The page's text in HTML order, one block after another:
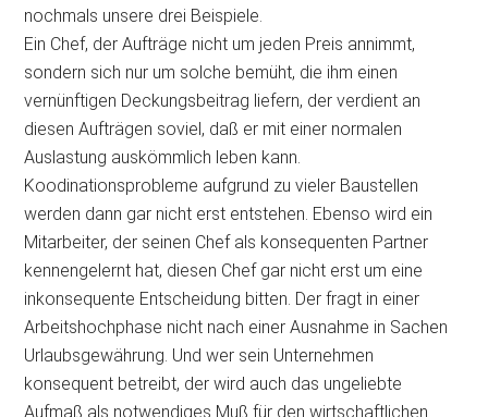
nochmals unsere drei Beispiele.
Ein Chef, der Aufträge nicht um jeden Preis annimmt,
sondern sich nur um solche bemüht, die ihm einen
vernünftigen Deckungsbeitrag liefern, der verdient an
diesen Aufträgen soviel, daß er mit einer normalen
Auslastung auskömmlich leben kann.
Koodinationsprobleme aufgrund zu vieler Baustellen
werden dann gar nicht erst entstehen. Ebenso wird ein
Mitarbeiter, der seinen Chef als konsequenten Partner
kennengelernt hat, diesen Chef gar nicht erst um eine
inkonsequente Entscheidung bitten. Der fragt in einer
Arbeitshochphase nicht nach einer Ausnahme in Sachen
Urlaubsgewährung. Und wer sein Unternehmen
konsequent betreibt, der wird auch das ungeliebte
Aufmaß als notwendiges Muß für den wirtschaftlichen